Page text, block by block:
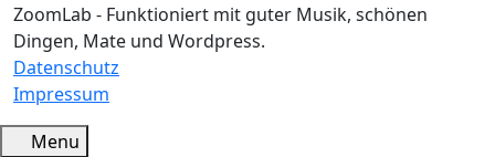
ZoomLab - Funktioniert mit guter Musik, schönen
Dingen, Mate und Wordpress.
Datenschutz
Impressum
Menu